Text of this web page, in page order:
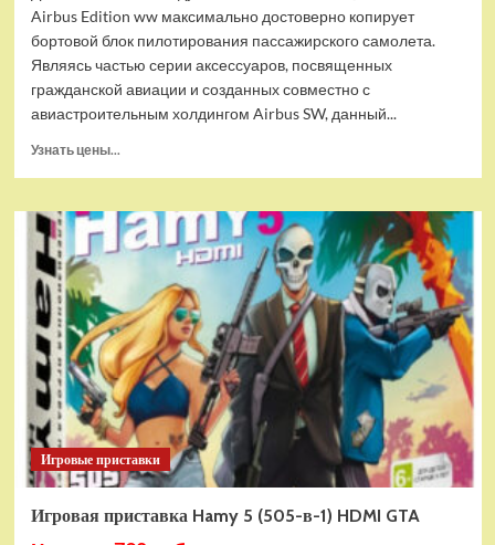
Airbus Edition ww максимально достоверно копирует
бортовой блок пилотирования пассажирского самолета.
Являясь частью серии аксессуаров, посвященных
гражданской авиации и созданных совместно с
авиастроительным холдингом Airbus SW, данный...
Узнать цены...
Дополнительный
модуль
Thrustmaster
Quadrant
Add-
on
Airbus
Edition
ww
Игровые приставки
Игровая приставка Hamy 5 (505-в-1) HDMI GTA